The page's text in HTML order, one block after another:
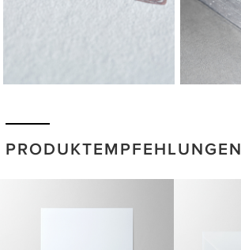
PRODUKTEMPFEHLUNGEN